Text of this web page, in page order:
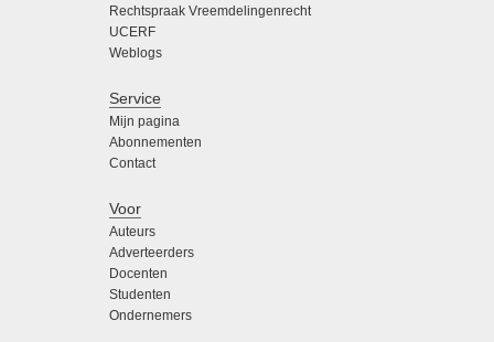
Rechtspraak Vreemdelingenrecht
UCERF
Weblogs
Service
Mijn pagina
Abonnementen
Contact
Voor
Auteurs
Adverteerders
Docenten
Studenten
Ondernemers